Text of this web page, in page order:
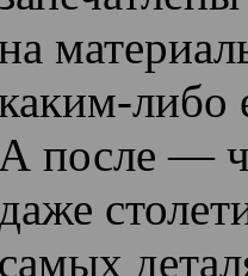
либо
А после —
даже
самых